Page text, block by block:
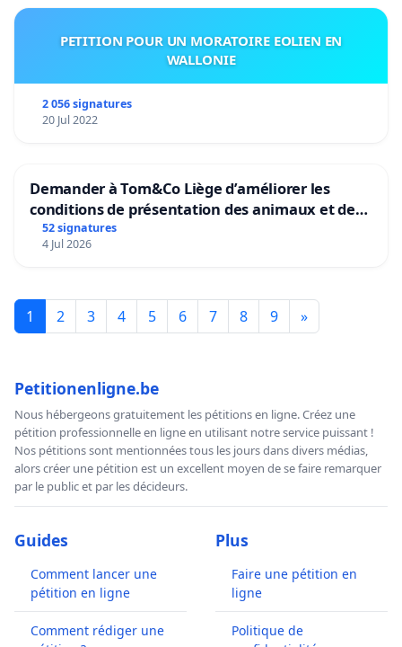
PETITION POUR UN MORATOIRE EOLIEN EN
WALLONIE
2 056 signatures
20 Jul 2022
Demander à Tom&Co Liège d’améliorer les
conditions de présentation des animaux et de
mettre fin à la vente d’animaux en magasin
52 signatures
4 Jul 2026
1 2 3 4 5 6 7 8 9 »
Petitionenligne.be
Nous hébergeons gratuitement les pétitions en ligne. Créez une
pétition professionnelle en ligne en utilisant notre service puissant !
Nos pétitions sont mentionnées tous les jours dans divers médias,
alors créer une pétition est un excellent moyen de se faire remarquer
par le public et par les décideurs.
Guides
Comment lancer une
pétition en ligne
Comment rédiger une
Plus
Faire une pétition en
ligne
Politique de